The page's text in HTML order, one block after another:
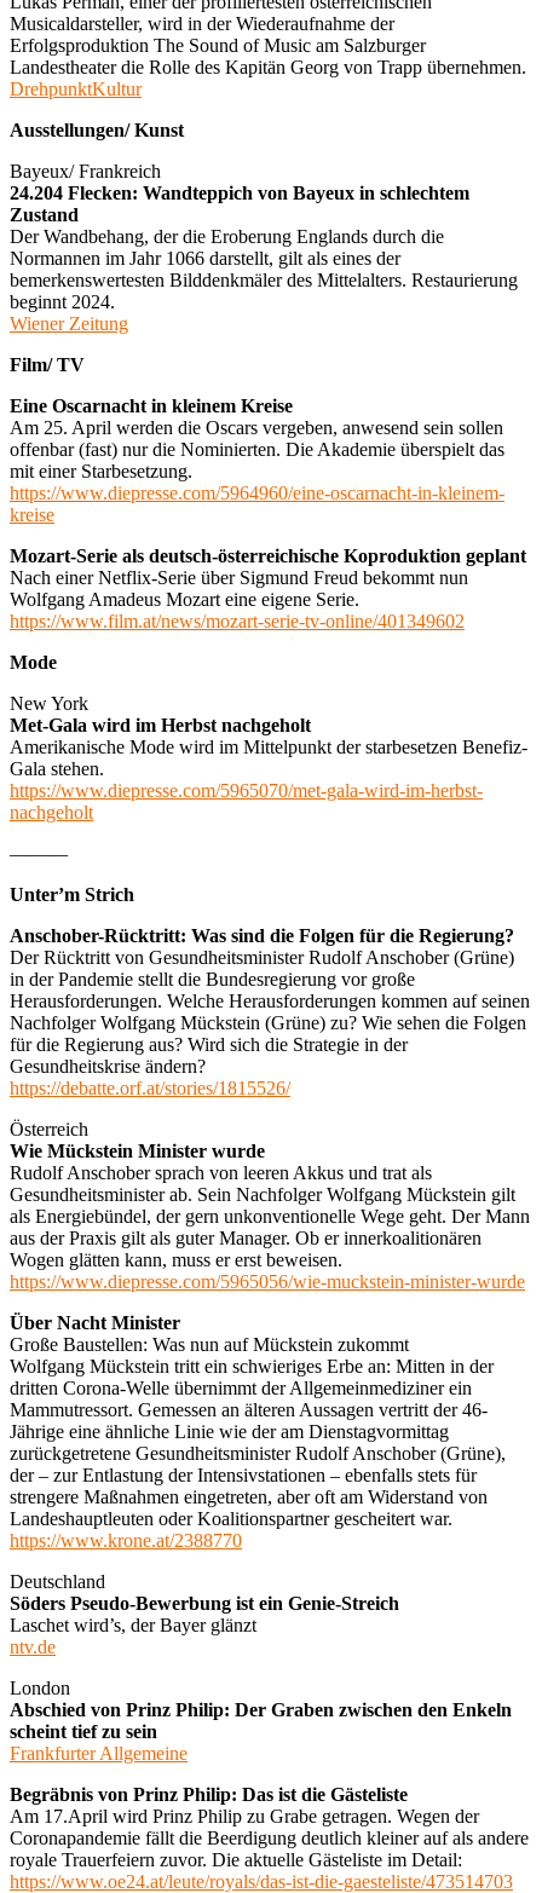
Musicaldarsteller, wird in der Wiederaufnahme der
Erfolgsproduktion The Sound of Music am Salzburger
Landestheater die Rolle des Kapitän Georg von Trapp übernehmen.
DrehpunktKultur
Ausstellungen/ Kunst
Bayeux/ Frankreich
24.204 Flecken: Wandteppich von Bayeux in schlechtem
Zustand
Der Wandbehang, der die Eroberung Englands durch die
Normannen im Jahr 1066 darstellt, gilt als eines der
bemerkenswertesten Bilddenkmäler des Mittelalters. Restaurierung
beginnt 2024.
Wiener Zeitung
Film/ TV
Eine Oscarnacht in kleinem Kreise
Am 25. April werden die Oscars vergeben, anwesend sein sollen
offenbar (fast) nur die Nominierten. Die Akademie überspielt das
mit einer Starbesetzung.
https://www.diepresse.com/5964960/eine-oscarnacht-in-kleinem-
kreise
Mozart-Serie als deutsch-österreichische Koproduktion geplant
Nach einer Netflix-Serie über Sigmund Freud bekommt nun
Wolfgang Amadeus Mozart eine eigene Serie.
https://www.film.at/news/mozart-serie-tv-online/401349602
Mode
New York
Met-Gala wird im Herbst nachgeholt
Amerikanische Mode wird im Mittelpunkt der starbesetzen Benefiz-
Gala stehen.
https://www.diepresse.com/5965070/met-gala-wird-im-herbst-
nachgeholt
———
Unter’m Strich
Anschober-Rücktritt: Was sind die Folgen für die Regierung?
Der Rücktritt von Gesundheitsminister Rudolf Anschober (Grüne)
in der Pandemie stellt die Bundesregierung vor große
Herausforderungen. Welche Herausforderungen kommen auf seinen
Nachfolger Wolfgang Mückstein (Grüne) zu? Wie sehen die Folgen
für die Regierung aus? Wird sich die Strategie in der
Gesundheitskrise ändern?
https://debatte.orf.at/stories/1815526/
Österreich
Wie Mückstein Minister wurde
Rudolf Anschober sprach von leeren Akkus und trat als
Gesundheitsminister ab. Sein Nachfolger Wolfgang Mückstein gilt
als Energiebündel, der gern unkonventionelle Wege geht. Der Mann
aus der Praxis gilt als guter Manager. Ob er innerkoalitionären
Wogen glätten kann, muss er erst beweisen.
https://www.diepresse.com/5965056/wie-muckstein-minister-wurde
Über Nacht Minister
Große Baustellen: Was nun auf Mückstein zukommt
Wolfgang Mückstein tritt ein schwieriges Erbe an: Mitten in der
dritten Corona-Welle übernimmt der Allgemeinmediziner ein
Mammutressort. Gemessen an älteren Aussagen vertritt der 46-
Jährige eine ähnliche Linie wie der am Dienstagvormittag
zurückgetretene Gesundheitsminister Rudolf Anschober (Grüne),
der – zur Entlastung der Intensivstationen – ebenfalls stets für
strengere Maßnahmen eingetreten, aber oft am Widerstand von
Landeshauptleuten oder Koalitionspartner gescheitert war.
https://www.krone.at/2388770
Deutschland
Söders Pseudo-Bewerbung ist ein Genie-Streich
Laschet wird’s, der Bayer glänzt
ntv.de
London
Abschied von Prinz Philip: Der Graben zwischen den Enkeln
scheint tief zu sein
Frankfurter Allgemeine
Begräbnis von Prinz Philip: Das ist die Gästeliste
Am 17.April wird Prinz Philip zu Grabe getragen. Wegen der
Coronapandemie fällt die Beerdigung deutlich kleiner auf als andere
royale Trauerfeiern zuvor. Die aktuelle Gästeliste im Detail:
https://www.oe24.at/leute/royals/das-ist-die-gaesteliste/473514703